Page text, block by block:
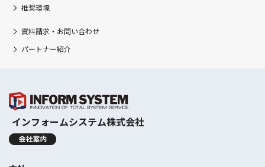
推奨環境
資料請求・お問い合わせ
パートナー紹介
インフォームシステム株式会社